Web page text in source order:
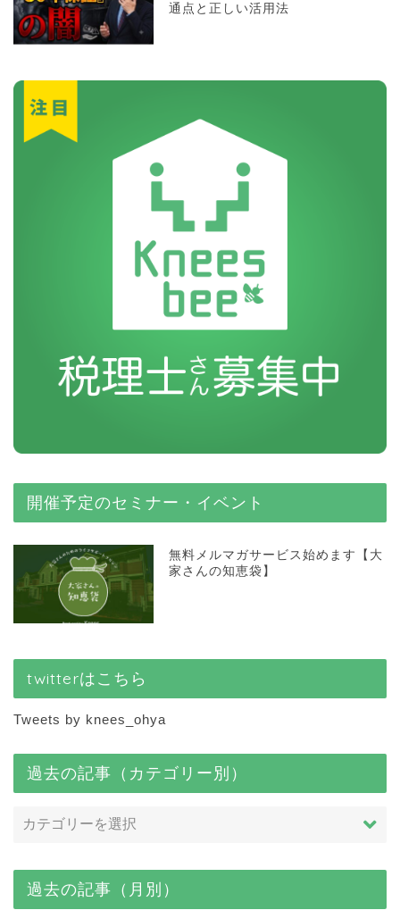
通点と正しい活用法
開催予定のセミナー・イベント
無料メルマガサービス始めます【大
家さんの知恵袋】
twitterはこちら
Tweets by knees_ohya
過去の記事（カテゴリー別）
過去の記事（月別）